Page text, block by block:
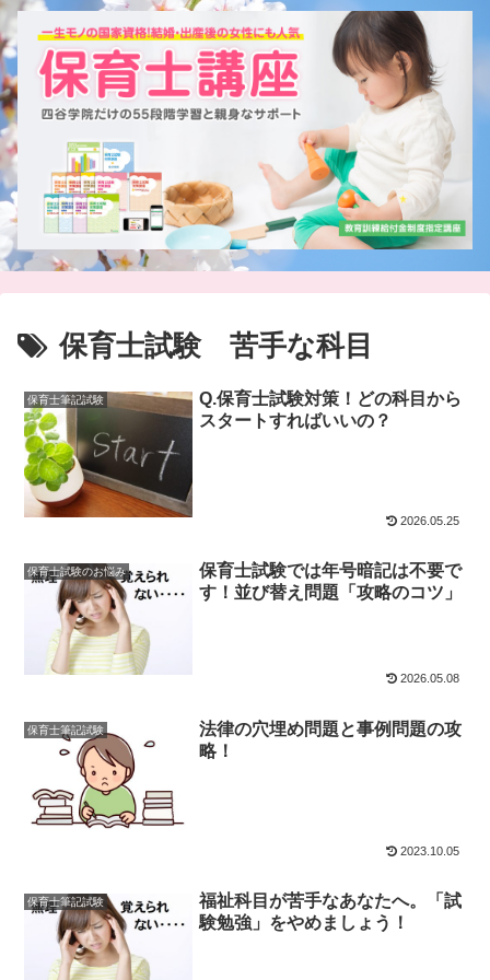
保育士試験 苦手な科目
保育士筆記試験
Q.保育士試験対策！どの科目から
スタートすればいいの？
2026.05.25
保育士試験のお悩み
保育士試験では年号暗記は不要で
す！並び替え問題「攻略のコツ」
2026.05.08
保育士筆記試験
法律の穴埋め問題と事例問題の攻
略！
2023.10.05
保育士筆記試験
福祉科目が苦手なあなたへ。「試
験勉強」をやめましょう！